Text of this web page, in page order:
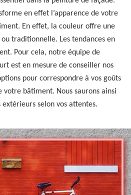
en effet l’apparence de votre
En effet, la couleur offre une
traditionnelle. Les tendances en
Pour cela, notre équipe de
est en mesure de conseiller nos
pour correspondre à vos goûts
bâtiment. Nous saurons ainsi
selon vos attentes.